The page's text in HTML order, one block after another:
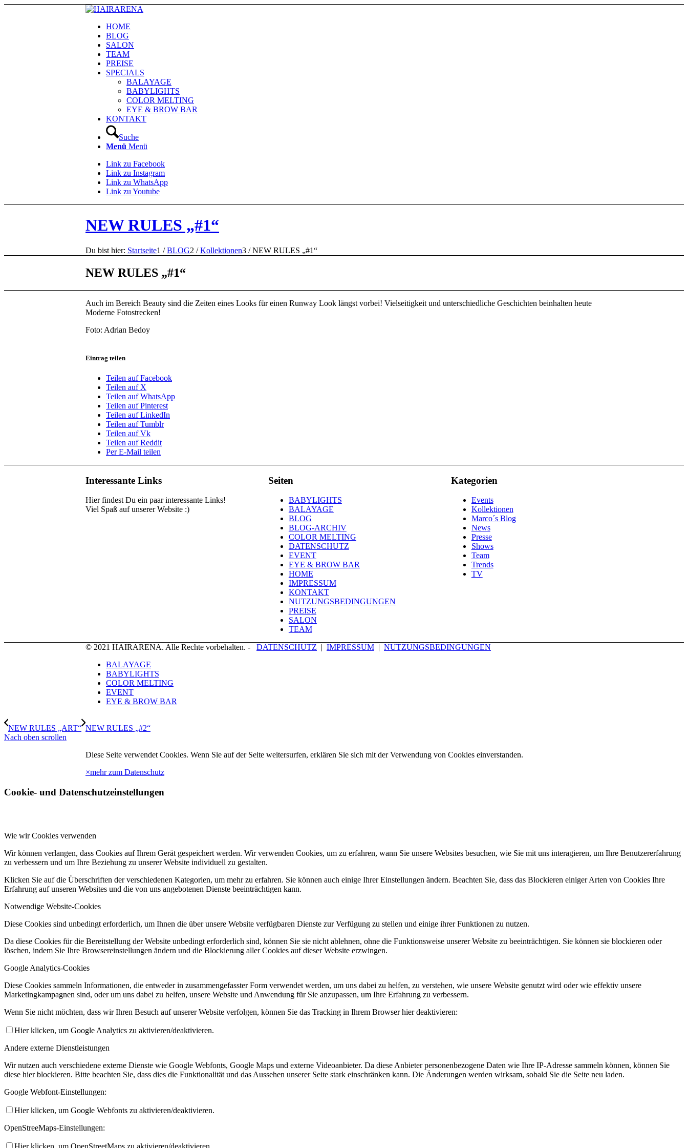
HOME
BLOG
SALON
TEAM
PREISE
SPECIALS
BALAYAGE
BABYLIGHTS
COLOR MELTING
EYE & BROW BAR
KONTAKT
Suche
Menü Menü
Link zu Facebook
Link zu Instagram
Link zu WhatsApp
Link zu Youtube
NEW RULES „#1“
Du bist hier: Startseite1 / BLOG2 / Kollektionen3 / NEW RULES „#1“
NEW RULES „#1“
Auch im Bereich Beauty sind die Zeiten eines Looks für einen Runway Look längst vorbei! Vielseitigkeit und unterschiedliche Geschichten beinhalten heute
Moderne Fotostrecken!
Foto: Adrian Bedoy
Eintrag teilen
Teilen auf Facebook
Teilen auf X
Teilen auf WhatsApp
Teilen auf Pinterest
Teilen auf LinkedIn
Teilen auf Tumblr
Teilen auf Vk
Teilen auf Reddit
Per E-Mail teilen
Interessante Links
Hier findest Du ein paar interessante Links!
Viel Spaß auf unserer Website :)
Seiten
BABYLIGHTS
BALAYAGE
BLOG
BLOG-ARCHIV
COLOR MELTING
DATENSCHUTZ
EVENT
EYE & BROW BAR
HOME
IMPRESSUM
KONTAKT
NUTZUNGSBEDINGUNGEN
PREISE
SALON
TEAM
Kategorien
Events
Kollektionen
Marco´s Blog
News
Presse
Shows
Team
Trends
TV
© 2021 HAIRARENA. Alle Rechte vorbehalten. - DATENSCHUTZ IMPRESSUM
NUTZUNGSBEDINGUNGEN
BALAYAGE
BABYLIGHTS
COLOR MELTING
EVENT
EYE & BROW BAR
NEW RULES „ART“ NEW RULES „#2“
Nach oben scrollen
Diese Seite verwendet Cookies. Wenn Sie auf der Seite weitersurfen, erklären Sie sich mit der Verwendung von Cookies einverstanden.
×mehr zum Datenschutz
Cookie- und Datenschutzeinstellungen
Wie wir Cookies verwenden
Wir können verlangen, dass Cookies auf Ihrem Gerät gespeichert werden. Wir verwenden Cookies, um zu erfahren, wann Sie unsere Websites besuchen, wie Sie mit uns interagieren, um Ihre Benutzererfahrung
zu verbessern und um Ihre Beziehung zu unserer Website individuell zu gestalten.
Klicken Sie auf die Überschriften der verschiedenen Kategorien, um mehr zu erfahren. Sie können auch einige Ihrer Einstellungen ändern. Beachten Sie, dass das Blockieren einiger Arten von Cookies Ihre
Erfahrung auf unseren Websites und die von uns angebotenen Dienste beeinträchtigen kann.
Notwendige Website-Cookies
Diese Cookies sind unbedingt erforderlich, um Ihnen die über unsere Website verfügbaren Dienste zur Verfügung zu stellen und einige ihrer Funktionen zu nutzen.
Da diese Cookies für die Bereitstellung der Website unbedingt erforderlich sind, können Sie sie nicht ablehnen, ohne die Funktionsweise unserer Website zu beeinträchtigen. Sie können sie blockieren oder
löschen, indem Sie Ihre Browsereinstellungen ändern und die Blockierung aller Cookies auf dieser Website erzwingen.
Google Analytics-Cookies
Diese Cookies sammeln Informationen, die entweder in zusammengefasster Form verwendet werden, um uns dabei zu helfen, zu verstehen, wie unsere Website genutzt wird oder wie effektiv unsere
Marketingkampagnen sind, oder um uns dabei zu helfen, unsere Website und Anwendung für Sie anzupassen, um Ihre Erfahrung zu verbessern.
Wenn Sie nicht möchten, dass wir Ihren Besuch auf unserer Website verfolgen, können Sie das Tracking in Ihrem Browser hier deaktivieren:
Hier klicken, um Google Analytics zu aktivieren/deaktivieren.
Andere externe Dienstleistungen
Wir nutzen auch verschiedene externe Dienste wie Google Webfonts, Google Maps und externe Videoanbieter. Da diese Anbieter personenbezogene Daten wie Ihre IP-Adresse sammeln können, können Sie
diese hier blockieren. Bitte beachten Sie, dass dies die Funktionalität und das Aussehen unserer Seite stark einschränken kann. Die Änderungen werden wirksam, sobald Sie die Seite neu laden.
Google Webfont-Einstellungen:
Hier klicken, um Google Webfonts zu aktivieren/deaktivieren.
OpenStreeMaps-Einstellungen:
Hier klicken, um OpenStreetMaps zu aktivieren/deaktivieren